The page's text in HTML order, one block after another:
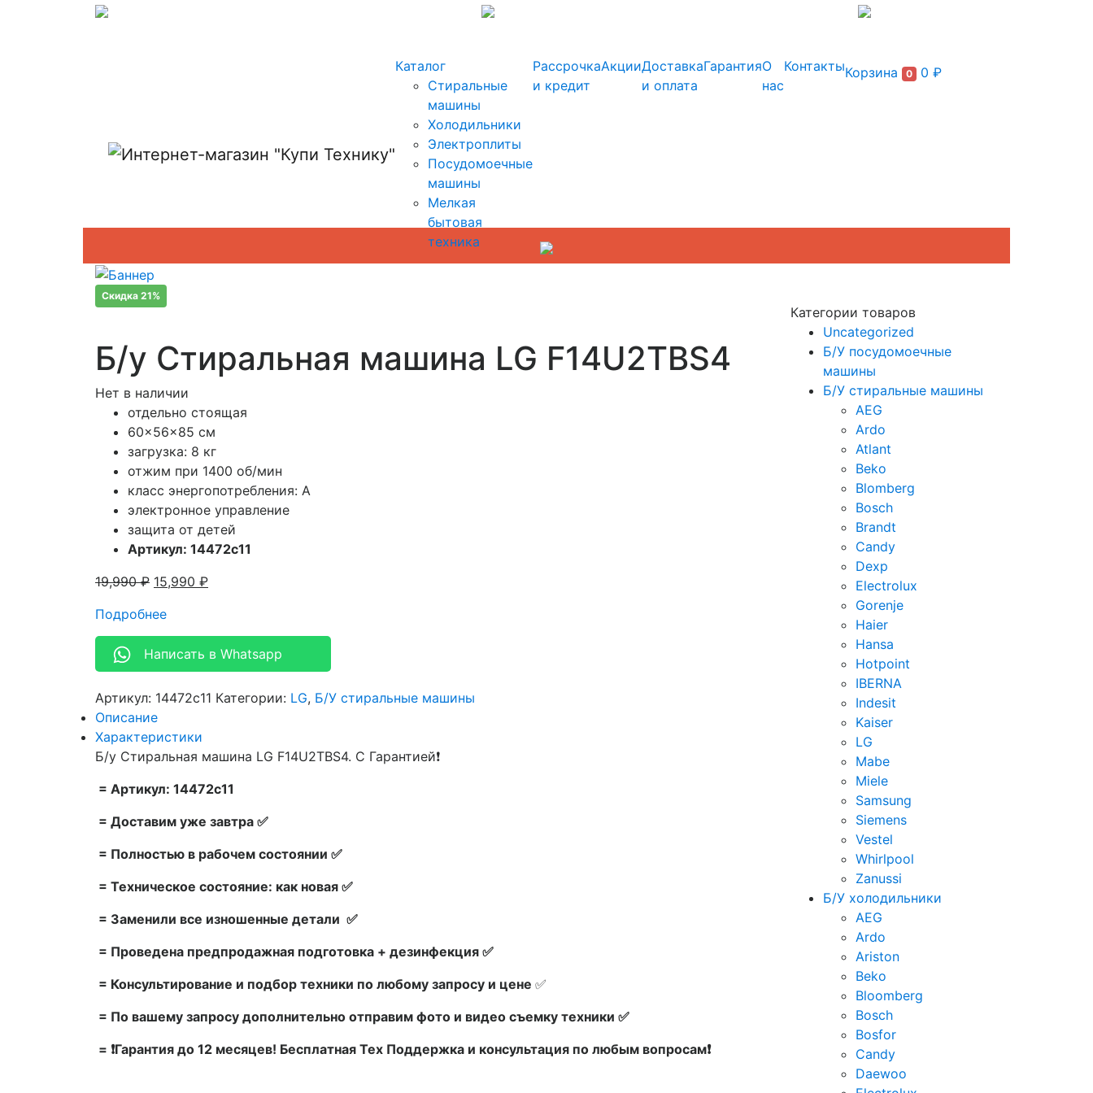
Каталог
Стиральные
машины
Холодильники
Электроплиты
Посудомоечные
машины
Мелкая
бытовая
техника
Рассрочка
и кредит
АкцииДоставка
и оплата
ГарантияО
нас
КонтактыКорзина 0 0 ₽
Скидка 21%
Б/у Стиральная машина LG F14U2TBS4
Нет в наличии
отдельно стоящая
60x56x85 см
загрузка: 8 кг
отжим при 1400 об/мин
класс энергопотребления: A
электронное управление
защита от детей
Артикул: 14472c11
19,990₽ 15,990 ₽
Подробнее
Написать в Whatsapp
Артикул: 14472c11 Категории: LG, Б/У стиральные машины
Описание
Характеристики
Б/у Стиральная машина LG F14U2TBS4. С Гарантией❗
= Артикул: 14472c11
= Доставим уже завтра ✅
= Полностью в рабочем состоянии ✅
= Техническое состояние: как новая ✅
= Заменили все изношенные детали ✅
= Проведена предпродажная подготовка + дезинфекция ✅
= Консультирование и подбор техники по любому запросу и цене ✅
= По вашему запросу дополнительно отправим фото и видео съемку техники ✅
= ❗Гарантия до 12 месяцев! Бесплатная Тех Поддержка и консультация по любым вопросам❗
Категории товаров
Uncategorized
Б/У посудомоечные
машины
Б/У стиральные машины
AEG
Ardo
Atlant
Beko
Blomberg
Bosch
Brandt
Candy
Dexp
Electrolux
Gorenje
Haier
Hansa
Hotpoint
IBERNA
Indesit
Kaiser
LG
Mabe
Miele
Samsung
Siemens
Vestel
Whirlpool
Zanussi
Б/У холодильники
AEG
Ardo
Ariston
Beko
Bloomberg
Bosch
Bosfor
Candy
Daewoo